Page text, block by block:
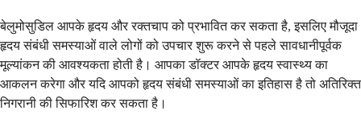
बेलुमोसुडिल आपके हृदय और रक्तचाप को प्रभावित कर सकता है, इसलिए मौजूदा
हृदय संबंधी समस्याओं वाले लोगों को उपचार शुरू करने से पहले सावधानीपूर्वक
मूल्यांकन की आवश्यकता होती है। आपका डॉक्टर आपके हृदय स्वास्थ्य का
आकलन करेगा और यदि आपको हृदय संबंधी समस्याओं का इतिहास है तो अतिरिक्त
निगरानी की सिफारिश कर सकता है।